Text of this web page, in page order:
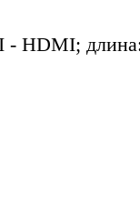
- HDMI;